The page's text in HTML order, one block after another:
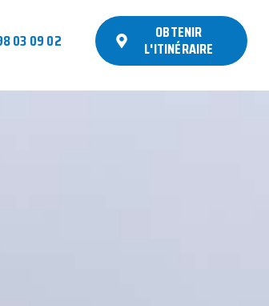
03 09 02 OBTENIR
L'ITINÉRAIRE